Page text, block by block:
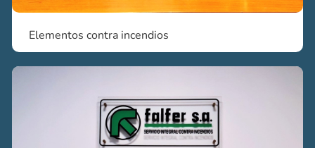
Elementos contra incendios